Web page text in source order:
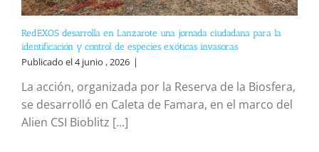
RedEXOS desarrolla en Lanzarote una jornada ciudadana para la
identificación y control de especies exóticas invasoras
Publicado el 4 junio , 2026 |
La acción, organizada por la Reserva de la Biosfera,
se desarrolló en Caleta de Famara, en el marco del
Alien CSI Bioblitz [...]